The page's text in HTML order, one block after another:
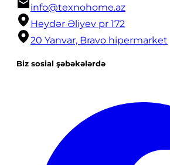
info@texnohome.az
Heydər Əliyev pr 172
20 Yanvar, Bravo hipermarket
Biz sosial şəbəkələrdə